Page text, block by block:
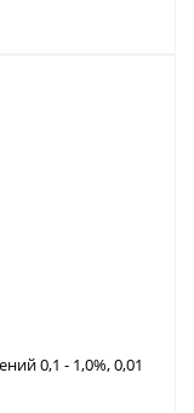
0,1 - 1,0%, 0,01